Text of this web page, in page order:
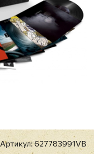
Артикул:627783991VB